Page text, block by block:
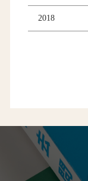
2018